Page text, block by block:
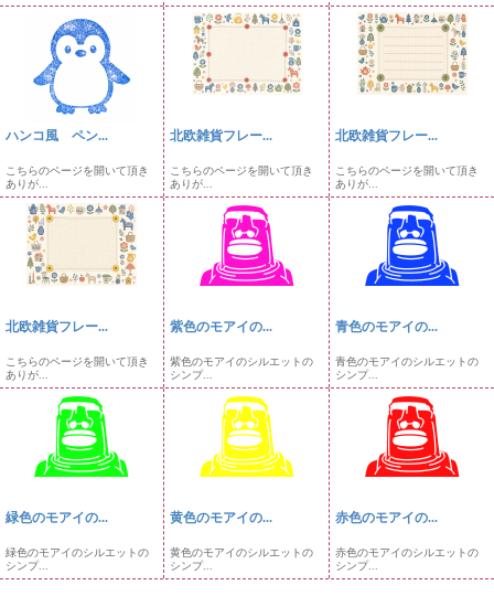
ハンコ風 ペン...
こちらのページを開いて頂き
ありが...
北欧雑貨フレー...
こちらのページを開いて頂き
ありが...
北欧雑貨フレー...
こちらのページを開いて頂き
ありが...
北欧雑貨フレー...
こちらのページを開いて頂き
ありが...
紫色のモアイの...
紫色のモアイのシルエットの
シンプ...
青色のモアイの...
青色のモアイのシルエットの
シンプ...
緑色のモアイの...
緑色のモアイのシルエットの
シンプ...
黄色のモアイの...
黄色のモアイのシルエットの
シンプ...
赤色のモアイの...
赤色のモアイのシルエットの
シンプ...